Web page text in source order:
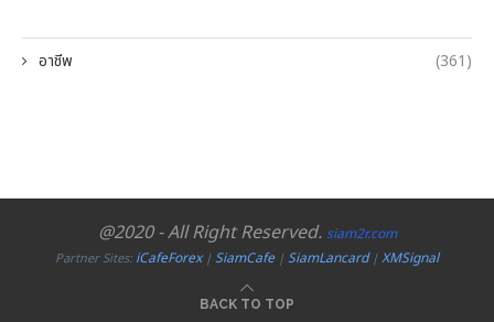
อาชีพ (361)
@2020 - All Right Reserved. siam2r.com
Partner Sites:iCafeForex|SiamCafe|SiamLancard|XMSignal
BACK TO TOP